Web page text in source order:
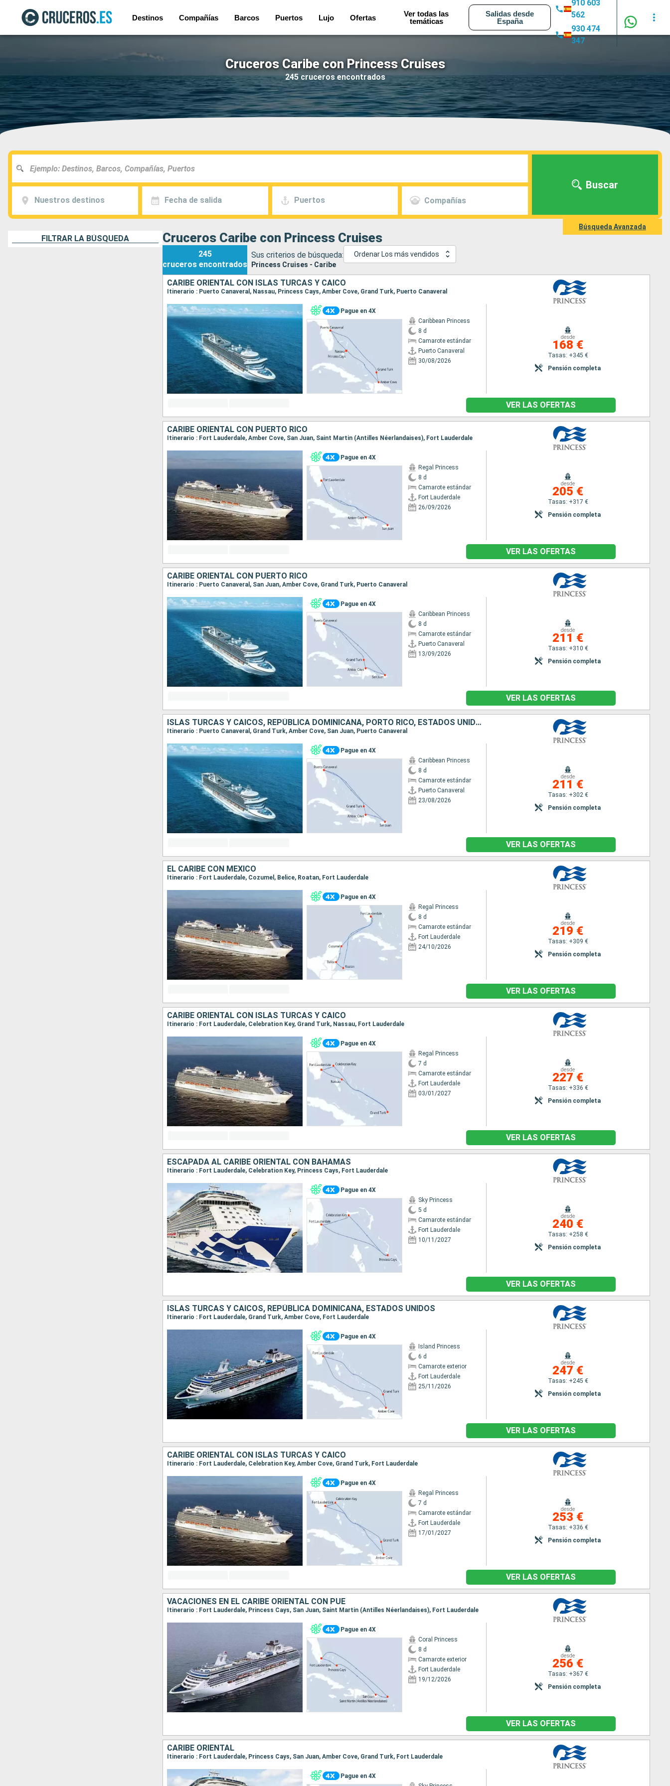
Destinos Compañías Barcos Puertos Lujo Ofertas
Ver todas las
temáticas
Salidas desde
España
910 603
562
930 474
347
Cruceros Caribe con Princess Cruises
245 cruceros encontrados
Nuestros destinos Fecha de salida Puertos Compañías
Buscar
Búsqueda Avanzada
FILTRAR LA BÚSQUEDA Cruceros Caribe con Princess Cruises
245
cruceros encontrados
Sus criterios de búsqueda:
Princess Cruises - Caribe
Ordenar Los más vendidos
CARIBE ORIENTAL CON ISLAS TURCAS Y CAICO
Itinerario : Puerto Canaveral, Nassau, Princess Cays, Amber Cove, Grand Turk, Puerto Canaveral
Pague en 4X
Caribbean Princess
8 d
Camarote estándar
Puerto Canaveral
30/08/2026
desde
168 €
Tasas: +345 €
Pensión completa
VER LAS OFERTAS
CARIBE ORIENTAL CON PUERTO RICO
Itinerario : Fort Lauderdale, Amber Cove, San Juan, Saint Martin (Antilles Néerlandaises), Fort Lauderdale
Pague en 4X
Regal Princess
8 d
Camarote estándar
Fort Lauderdale
26/09/2026
desde
205 €
Tasas: +317 €
Pensión completa
VER LAS OFERTAS
CARIBE ORIENTAL CON PUERTO RICO
Itinerario : Puerto Canaveral, San Juan, Amber Cove, Grand Turk, Puerto Canaveral
Pague en 4X
Caribbean Princess
8 d
Camarote estándar
Puerto Canaveral
13/09/2026
desde
211 €
Tasas: +310 €
Pensión completa
VER LAS OFERTAS
ISLAS TURCAS Y CAICOS, REPÚBLICA DOMINICANA, PORTO RICO, ESTADOS UNIDOS
Itinerario : Puerto Canaveral, Grand Turk, Amber Cove, San Juan, Puerto Canaveral
Pague en 4X
Caribbean Princess
8 d
Camarote estándar
Puerto Canaveral
23/08/2026
desde
211 €
Tasas: +302 €
Pensión completa
VER LAS OFERTAS
EL CARIBE CON MÉXICO
Itinerario : Fort Lauderdale, Cozumel, Belice, Roatan, Fort Lauderdale
Pague en 4X
Regal Princess
8 d
Camarote estándar
Fort Lauderdale
24/10/2026
desde
219 €
Tasas: +309 €
Pensión completa
VER LAS OFERTAS
CARIBE ORIENTAL CON ISLAS TURCAS Y CAICO
Itinerario : Fort Lauderdale, Celebration Key, Grand Turk, Nassau, Fort Lauderdale
Pague en 4X
Regal Princess
7 d
Camarote estándar
Fort Lauderdale
03/01/2027
desde
227 €
Tasas: +336 €
Pensión completa
VER LAS OFERTAS
ESCAPADA AL CARIBE ORIENTAL CON BAHAMAS
Itinerario : Fort Lauderdale, Celebration Key, Princess Cays, Fort Lauderdale
Pague en 4X
Sky Princess
5 d
Camarote estándar
Fort Lauderdale
10/11/2027
desde
240 €
Tasas: +258 €
Pensión completa
VER LAS OFERTAS
ISLAS TURCAS Y CAICOS, REPÚBLICA DOMINICANA, ESTADOS UNIDOS
Itinerario : Fort Lauderdale, Grand Turk, Amber Cove, Fort Lauderdale
Pague en 4X
Island Princess
6 d
Camarote exterior
Fort Lauderdale
25/11/2026
desde
247 €
Tasas: +245 €
Pensión completa
VER LAS OFERTAS
CARIBE ORIENTAL CON ISLAS TURCAS Y CAICO
Itinerario : Fort Lauderdale, Celebration Key, Amber Cove, Grand Turk, Fort Lauderdale
Pague en 4X
Regal Princess
7 d
Camarote estándar
Fort Lauderdale
17/01/2027
desde
253 €
Tasas: +336 €
Pensión completa
VER LAS OFERTAS
VACACIONES EN EL CARIBE ORIENTAL CON PUE
Itinerario : Fort Lauderdale, Princess Cays, San Juan, Saint Martin (Antilles Néerlandaises), Fort Lauderdale
Pague en 4X
Coral Princess
8 d
Camarote exterior
Fort Lauderdale
19/12/2026
desde
256 €
Tasas: +367 €
Pensión completa
VER LAS OFERTAS
CARIBE ORIENTAL
Itinerario : Fort Lauderdale, Princess Cays, San Juan, Amber Cove, Grand Turk, Fort Lauderdale
Pague en 4X